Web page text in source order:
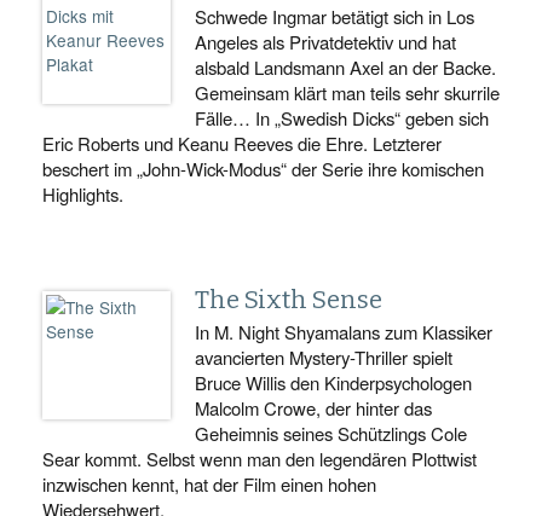
Schwede Ingmar betätigt sich in Los
Angeles als Privatdetektiv und hat
alsbald Landsmann Axel an der Backe.
Gemeinsam klärt man teils sehr skurrile
Fälle… In „Swedish Dicks“ geben sich
Eric Roberts und Keanu Reeves die Ehre. Letzterer
beschert im „John-Wick-Modus“ der Serie ihre komischen
Highlights.
The Sixth Sense
In M. Night Shyamalans zum Klassiker
avancierten Mystery-Thriller spielt
Bruce Willis den Kinderpsychologen
Malcolm Crowe, der hinter das
Geheimnis seines Schützlings Cole
Sear kommt. Selbst wenn man den legendären Plottwist
inzwischen kennt, hat der Film einen hohen
Wiedersehwert.